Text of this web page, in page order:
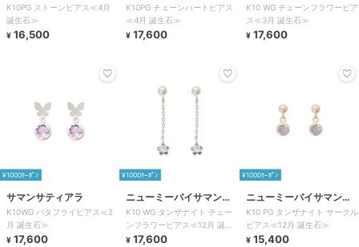
K10PG ストーンピアス≪4月
誕生石≫
¥ 16,500
K10PG チェーンハートピアス
≪4月 誕生石≫
¥ 17,600
K10 WG チェーンフラワーピア
ス≪3月 誕生石≫
¥ 17,600
¥1000ｸｰﾎﾟﾝ
サマンサティアラ
K10WG バタフライピアス≪2
月 誕生石≫
¥ 17,600
¥1000ｸｰﾎﾟﾝ
ニューミーバイサマンサ
タバサ
K10 WG タンザナイト チェー
ンフラワーピアス≪12月 誕生
石≫
¥ 17,600
¥1000ｸｰﾎﾟﾝ
ニューミーバイサマンサ
タバサ
K10 PG タンザナイト サークル
ピアス≪12月 誕生石≫
¥ 15,400